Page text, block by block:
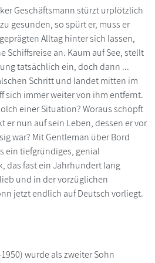
Geschäftsmann stürzt urplötzlich
gesunden, so spürt er, muss er
Alltag hinter sich lassen,
Schiffsreise an. Kaum auf See, stellt
tatsächlich ein, doch dann ...
Schritt und landet mitten im
sich immer weiter von ihm entfernt.
einer Situation? Woraus schöpft
er nun auf sein Leben, dessen er vor
war? Mit Gentleman über Bord
ein tiefgründiges, genial
das fast ein Jahrhundert lang
und in der vorzüglichen
jetzt endlich auf Deutsch vorliegt.
wurde als zweiter Sohn